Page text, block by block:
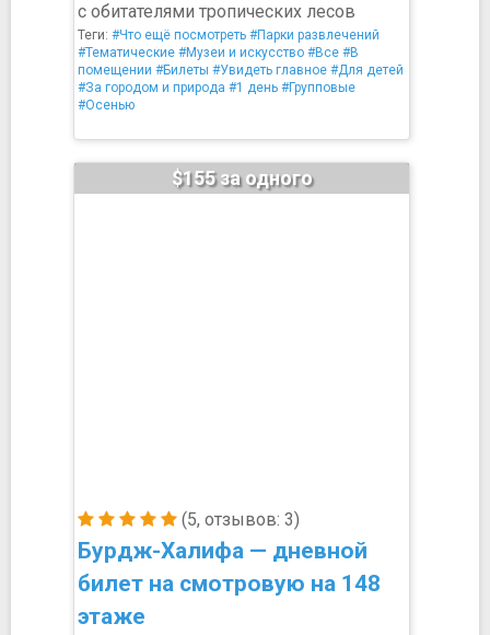
с обитателями тропических лесов
Теги: #Что ещё посмотреть #Парки развлечений
#Тематические #Музеи и искусство #Все #В
помещении #Билеты #Увидеть главное #Для детей
#За городом и природа #1 день #Групповые
#Осенью
(5, отзывов: 3)
Бурдж-Халифа — дневной
билет на смотровую на 148
этаже
$155 за одного